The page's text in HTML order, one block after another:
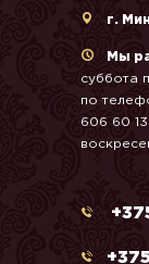
г.
Мы
суббота
по
606 60